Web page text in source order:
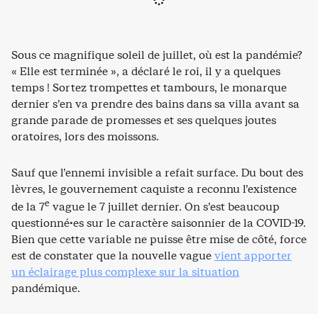
Sous ce magnifique soleil de juillet, où est la pandémie?
« Elle est terminée », a déclaré le roi, il y a quelques
temps ! Sortez trompettes et tambours, le monarque
dernier s’en va prendre des bains dans sa villa avant sa
grande parade de promesses et ses quelques joutes
oratoires, lors des moissons.
Sauf que l’ennemi invisible a refait surface. Du bout des
lèvres, le gouvernement caquiste a reconnu l’existence
de la 7e vague le 7 juillet dernier. On s’est beaucoup
questionné·es sur le caractère saisonnier de la COVID-19.
Bien que cette variable ne puisse être mise de côté, force
est de constater que la nouvelle vaguevient apporter
un éclairage plus complexe sur la situation
pandémique.